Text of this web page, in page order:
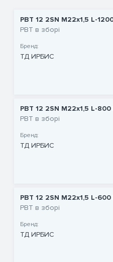
РВТ 12 2SN M22x1,5 L-
РВТ в зборі
Бренд:
ТД ИРБИС
РВТ 12 2SN M22x1,5 L-800
РВТ в зборі
Бренд:
ТД ИРБИС
РВТ 12 2SN M22x1,5 L-600
РВТ в зборі
Бренд:
ТД ИРБИС